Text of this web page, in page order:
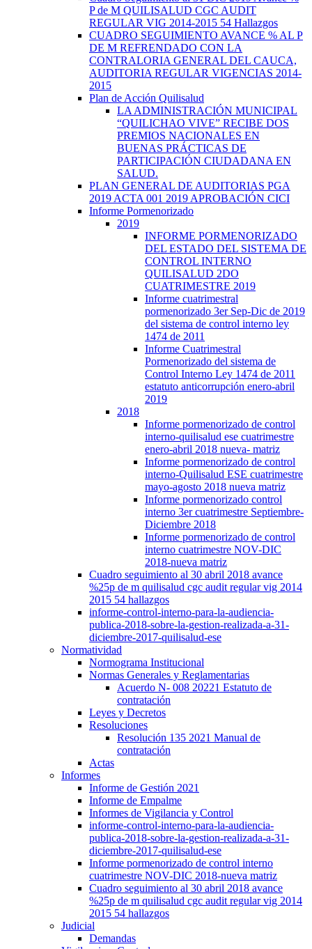
P de M QUILISALUD CGC AUDIT
REGULAR VIG 2014-2015 54 Hallazgos
CUADRO SEGUIMIENTO AVANCE % AL P
DE M REFRENDADO CON LA
CONTRALORIA GENERAL DEL CAUCA,
AUDITORIA REGULAR VIGENCIAS 2014-
2015
Plan de Acción Quilisalud
LA ADMINISTRACIÓN MUNICIPAL
“QUILICHAO VIVE” RECIBE DOS
PREMIOS NACIONALES EN
BUENAS PRÁCTICAS DE
PARTICIPACIÓN CIUDADANA EN
SALUD.
PLAN GENERAL DE AUDITORIAS PGA
2019 ACTA 001 2019 APROBACIÓN CICI
Informe Pormenorizado
2019
INFORME PORMENORIZADO
DEL ESTADO DEL SISTEMA DE
CONTROL INTERNO
QUILISALUD 2DO
CUATRIMESTRE 2019
Informe cuatrimestral
pormenorizado 3er Sep-Dic de 2019
del sistema de control interno ley
1474 de 2011
Informe Cuatrimestral
Pormenorizado del sistema de
Control Interno Ley 1474 de 2011
estatuto anticorrupción enero-abril
2019
2018
Informe pormenorizado de control
interno-quilisalud ese cuatrimestre
enero-abril 2018 nueva- matriz
Informe pormenorizado de control
interno-Quilisalud ESE cuatrimestre
mayo-agosto 2018 nueva matriz
Informe pormenorizado control
interno 3er cuatrimestre Septiembre-
Diciembre 2018
Informe pormenorizado de control
interno cuatrimestre NOV-DIC
2018-nueva matriz
Cuadro seguimiento al 30 abril 2018 avance
%25p de m quilisalud cgc audit regular vig 2014
2015 54 hallazgos
informe-control-interno-para-la-audiencia-
publica-2018-sobre-la-gestion-realizada-a-31-
diciembre-2017-quilisalud-ese
Normatividad
Normograma Institucional
Normas Generales y Reglamentarias
Acuerdo N- 008 20221 Estatuto de
contratación
Leyes y Decretos
Resoluciones
Resolución 135 2021 Manual de
contratación
Actas
Informes
Informe de Gestión 2021
Informe de Empalme
Informes de Vigilancia y Control
informe-control-interno-para-la-audiencia-
publica-2018-sobre-la-gestion-realizada-a-31-
diciembre-2017-quilisalud-ese
Informe pormenorizado de control interno
cuatrimestre NOV-DIC 2018-nueva matriz
Cuadro seguimiento al 30 abril 2018 avance
%25p de m quilisalud cgc audit regular vig 2014
2015 54 hallazgos
Judicial
Demandas